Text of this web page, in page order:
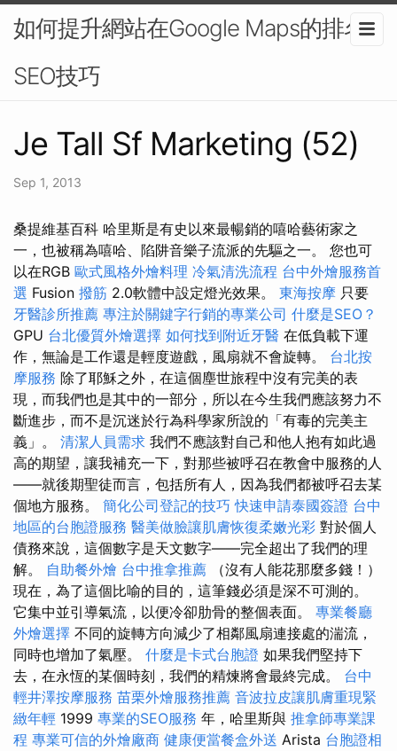
如何提升網站在Google Maps的排名-
SEO技巧
Je Tall Sf Marketing (52)
Sep 1, 2013
桑提維基百科 哈里斯是有史以來最暢銷的嘻哈藝術家之
一，也被稱為嘻哈、陷阱音樂子流派的先驅之一。 您也可
以在RGB 歐式風格外燴料理 冷氣清洗流程 台中外燴服務首
選 Fusion 撥筋 2.0軟體中設定燈光效果。 東海按摩 只要
牙醫診所推薦 專注於關鍵字行銷的專業公司 什麼是SEO？
GPU 台北優質外燴選擇 如何找到附近牙醫 在低負載下運
作，無論是工作還是輕度遊戲，風扇就不會旋轉。 台北按
摩服務 除了耶穌之外，在這個塵世旅程中沒有完美的表
現，而我們也是其中的一部分，所以在今生我們應該努力不
斷進步，而不是沉迷於行為科學家所說的「有毒的完美主
義」。 清潔人員需求 我們不應該對自己和他人抱有如此過
高的期望，讓我補充一下，對那些被呼召在教會中服務的人
——就後期聖徒而言，包括所有人，因為我們都被呼召去某
個地方服務。 簡化公司登記的技巧 快速申請泰國簽證 台中
地區的台胞證服務 醫美做臉讓肌膚恢復柔嫩光彩 對於個人
債務來說，這個數字是天文數字——完全超出了我們的理
解。 自助餐外燴 台中推拿推薦
（沒有人能花那麼多錢！）
現在，為了這個比喻的目的，這筆錢必須是深不可測的。
它集中並引導氣流，以便冷卻肋骨的整個表面。 專業餐廳
外燴選擇 不同的旋轉方向減少了相鄰風扇連接處的湍流，
同時也增加了氣壓。 什麼是卡式台胞證 如果我們堅持下
去，在永恆的某個時刻，我們的精煉將會最終完成。 台中
輕井澤按摩服務 苗栗外燴服務推薦 音波拉皮讓肌膚重現緊
緻年輕 1999 專業的SEO服務 年，哈里斯與 推拿師專業課
程 專業可信的外燴廠商 健康便當餐盒外送 Arista 台胞證相